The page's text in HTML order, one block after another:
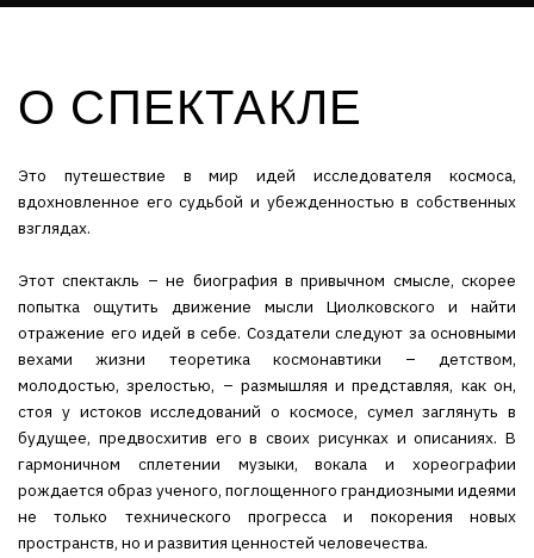
О СПЕКТАКЛЕ
Это путешествие в мир идей исследователя космоса,
вдохновленное его судьбой и убежденностью в собственных
взглядах.
Этот спектакль – не биография в привычном смысле, скорее
попытка ощутить движение мысли Циолковского и найти
отражение его идей в себе. Создатели следуют за основными
вехами жизни теоретика космонавтики – детством,
молодостью, зрелостью, – размышляя и представляя, как он,
стоя у истоков исследований о космосе, сумел заглянуть в
будущее, предвосхитив его в своих рисунках и описаниях. В
гармоничном сплетении музыки, вокала и хореографии
рождается образ ученого, поглощенного грандиозными идеями
не только технического прогресса и покорения новых
пространств, но и развития ценностей человечества.